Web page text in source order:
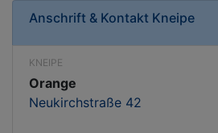
Anschrift & Kontakt Kneipe
KNEIPE
Orange
Neukirchstraße 42